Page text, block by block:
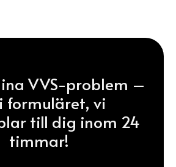
VVS-problem –
formuläret, vi
till dig inom 24
timmar!